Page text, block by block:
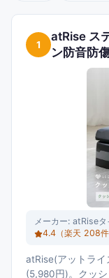
1
atRise ス
ン防音防
メーカー: atRiseタ
4.4 （楽天 208件
atRise(アットラ
(5,980円)。クッ